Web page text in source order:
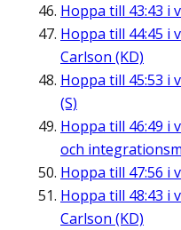
Hoppa till 43:43 i
Hoppa till 44:45 i
Carlson (KD)
Hoppa till 45:53 i
(S)
Hoppa till 46:49 i
och
Hoppa till 47:56 i
Hoppa till 48:43 i
Carlson (KD)